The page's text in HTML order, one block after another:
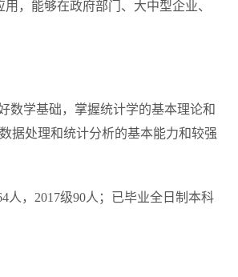
，能够在政府部门、大中型企业、
数学基础，掌握统计学的基本理论和
据处理和统计分析的基本能力和较强
人，201 7级90人；已毕业全日制本科